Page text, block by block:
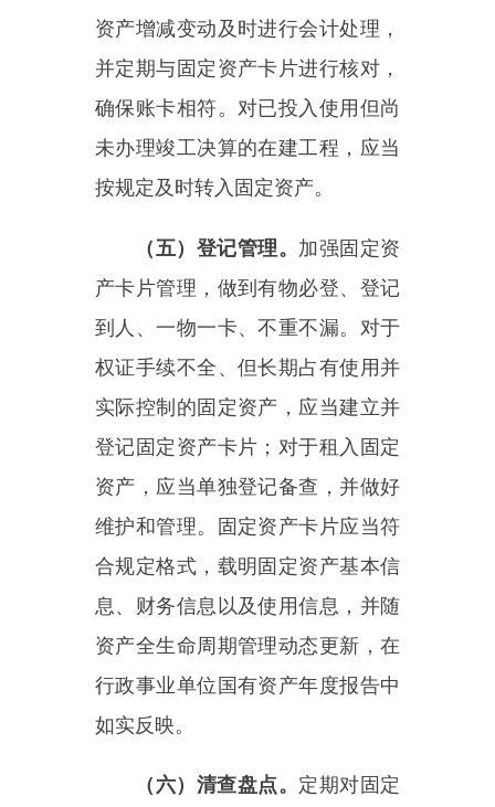
资产，应当单独登记备查，并做好
维护和管理。固定资产卡片应当符
合规定格式，载明固定资产基本信
息、财务信息以及使用信息，并随
如实反映。
（六）清查盘点。定期对固定
资产进行清查盘点，每年至少盘点
一次，全面掌握并真实反映固定资
产的数量、价值和使用状况，确保
账账相符、账实相符。盘盈固定资
批后登记入账。出现固定资产盘
亏，应当查明原因、及时规范处
理。
定资产产权管理，及时办理土地、
房屋、车辆等固定资产权属证书，
资产变动应办理权证变更登记，避